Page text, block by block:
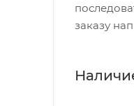
заказу